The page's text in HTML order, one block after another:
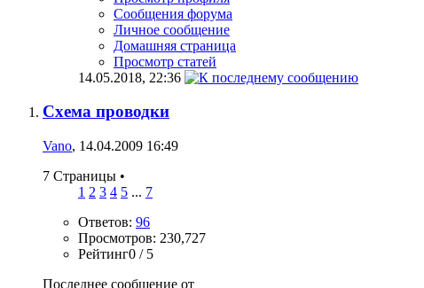
Сообщения форума
Личное сообщение
Домашняя страница
Просмотр статей
14.05.2018, 22:36
Схема проводки
Vano, 14.04.2009 16:49
7 Страницы •
1 2 3 4 5 ... 7
Ответов: 96
Просмотров: 230,727
Рейтинг0 / 5
Последнее сообщение от